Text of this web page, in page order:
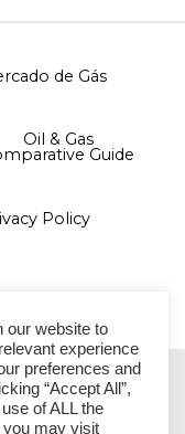
de Gás
Oil & Gas
Guide
Policy
SÃO PAULO
our website to
experience
preferences and
“Accept All”,
of ALL the
may visit